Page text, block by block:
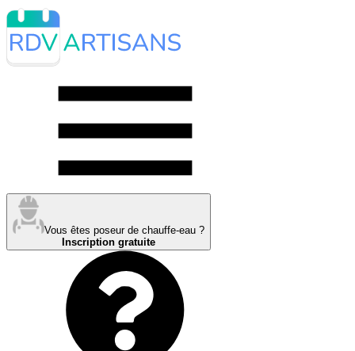
Vous êtes poseur de chauffe-eau ?
Inscription gratuite